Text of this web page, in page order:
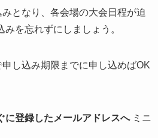
となり、各会場の大会日程が迫
を忘れずにしましょう。
申し込み期限までに申し込めばOK
に登録したメールアドレスへミニ